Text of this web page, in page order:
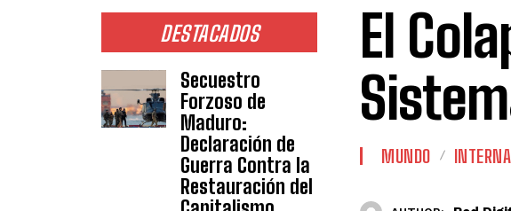
DESTACADOS
Secuestro
Forzoso de
Maduro:
Declaración de
Guerra Contra la
Restauración del
El
MUNDO